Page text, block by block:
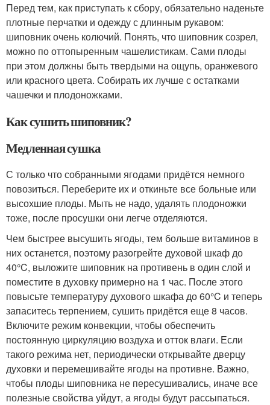
Перед тем, как приступать к сбору, обязательно наденьте
плотные перчатки и одежду с длинным рукавом:
шиповник очень колючий. Понять, что шиповник созрел,
можно по оттопыренным чашелистикам. Сами плоды
при этом должны быть твердыми на ощупь, оранжевого
или красного цвета. Собирать их лучше с остатками
чашечки и плодоножками.
Как сушить шиповник?
Медленная сушка
С только что собранными ягодами придётся немного
повозиться. Переберите их и откиньте все больные или
высохшие плоды. Мыть не надо, удалять плодоножки
тоже, после просушки они легче отделяются.
Чем быстрее высушить ягоды, тем больше витаминов в
них останется, поэтому разогрейте духовой шкаф до
40°C, выложите шиповник на противень в один слой и
поместите в духовку примерно на 1 час. После этого
повысьте температуру духового шкафа до 60°C и теперь
запаситесь терпением, сушить придётся еще 8 часов.
Включите режим конвекции, чтобы обеспечить
постоянную циркуляцию воздуха и отток влаги. Если
такого режима нет, периодически открывайте дверцу
духовки и перемешивайте ягоды на противне. Важно,
чтобы плоды шиповника не пересушивались, иначе все
полезные свойства уйдут, а ягоды будут рассыпаться.